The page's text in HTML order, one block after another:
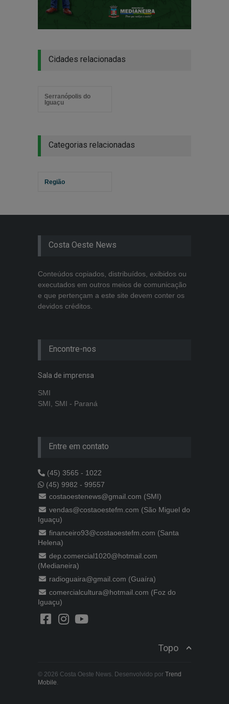
Cidades relacionadas
Serranópolis do
Iguaçu
Categorias relacionadas
Região
Costa Oeste News
Conteúdos copiados, distribuídos, exibidos ou
executados em outros meios de comunicação
e que pertençam a este site devem conter os
devidos créditos.
Encontre-nos
Sala de imprensa
SMI
SMI, SMI - Paraná
Entre em contato
(45) 3565 - 1022
(45) 9982 - 99557
costaoestenews@gmail.com (SMI)
vendas@costaoestefm.com (São Miguel do
Iguaçu)
financeiro93@costaoestefm.com (Santa
Helena)
dep.comercial1020@hotmail.com
(Medianeira)
radioguaira@gmail.com (Guaíra)
comercialcultura@hotmail.com (Foz do
Iguaçu)
Topo
© 2026 Costa Oeste News. Desenvolvido por Trend
Mobile